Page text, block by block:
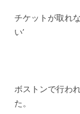
チケットが取れ
い’
ボストンで行わ
た。